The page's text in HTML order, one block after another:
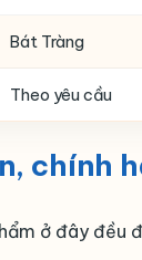
Bát Tràng
Theo yêu cầu
chính
ở đây đều